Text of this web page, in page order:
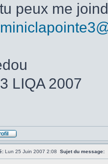
peux me
LIQA 2007
Lun 25 Juin 2007 2:08 Sujet du message: